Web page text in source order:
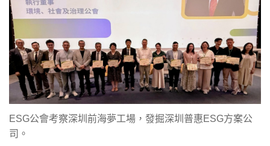
ESG公會考察深圳前海夢工場，發掘深圳普惠ESG方案公
司。